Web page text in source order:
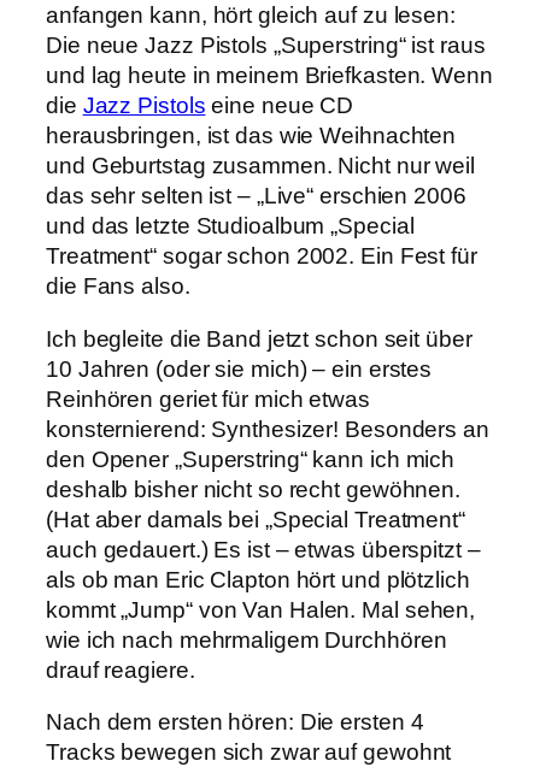
anfangen kann, hört gleich auf zu lesen:
Die neue Jazz Pistols „Superstring“ ist raus
und lag heute in meinem Briefkasten. Wenn
die Jazz Pistols eine neue CD
herausbringen, ist das wie Weihnachten
und Geburtstag zusammen. Nicht nur weil
das sehr selten ist – „Live“ erschien 2006
und das letzte Studioalbum „Special
Treatment“ sogar schon 2002. Ein Fest für
die Fans also.
Ich begleite die Band jetzt schon seit über
10 Jahren (oder sie mich) – ein erstes
Reinhören geriet für mich etwas
konsternierend: Synthesizer! Besonders an
den Opener „Superstring“ kann ich mich
deshalb bisher nicht so recht gewöhnen.
(Hat aber damals bei „Special Treatment“
auch gedauert.) Es ist – etwas überspitzt –
als ob man Eric Clapton hört und plötzlich
kommt „Jump“ von Van Halen. Mal sehen,
wie ich nach mehrmaligem Durchhören
drauf reagiere.
Nach dem ersten hören: Die ersten 4
Tracks bewegen sich zwar auf gewohnt